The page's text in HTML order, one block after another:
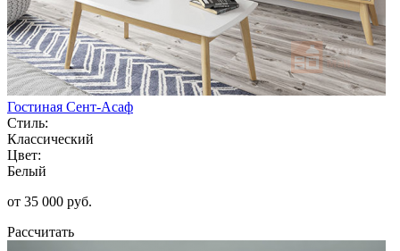
Гостиная Сент-Асаф
Стиль:
Классический
Цвет:
Белый
от 35 000 руб.
Рассчитать